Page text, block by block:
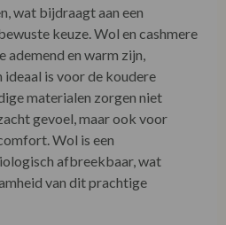
wat bijdraagt aan een
keuze. Wol en cashmere
en warm zijn,
is voor de koudere
materialen zorgen niet
gevoel, maar ook voor
Wol is een
afbreekbaar, wat
van dit prachtige